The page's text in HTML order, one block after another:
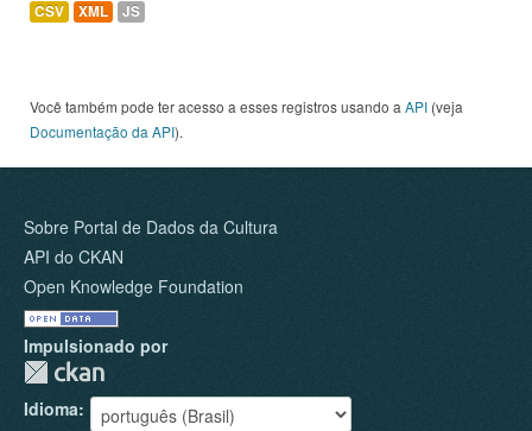
CSV XML JS
Você também pode ter acesso a esses registros usando a API (veja
Documentação da API).
Sobre Portal de Dados da Cultura
API do CKAN
Open Knowledge Foundation
Impulsionado por
Idioma